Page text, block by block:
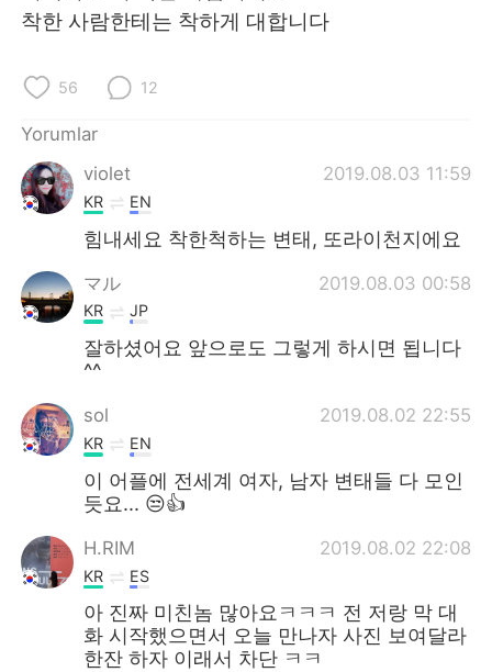
착한 사람한테는 착하게 대합니다
56 12
Yorumlar
violet
2019.08.03 11:59
KR EN
힘내세요 착한척하는 변태, 또라이천지에요
マル 2019.08.03 00:58
KR JP
잘하셨어요 앞으로도 그렇게 하시면 됩니다
^^
sol 2019.08.02 22:55
KR EN
이 어플에 전세계 여자, 남자 변태들 다 모인
듯요... 😒👍
H.RIM 2019.08.02 22:08
KR ES
아 진짜 미친놈 많아요ㅋㅋㅋ 전 저랑 막 대
화 시작했으면서 오늘 만나자 사진 보여달라
한잔 하자 이래서 차단 ㅋㅋ